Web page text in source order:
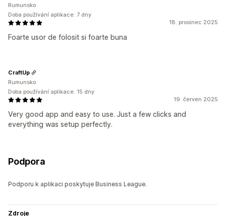
18. prosinec 2025
Foarte usor de folosit si foarte buna
Rumunsko
Doba používání aplikace: 7 dny
19. červen 2025
Very good app and easy to use. Just a few clicks and
everything was setup perfectly.
CraftUp
Rumunsko
Doba používání aplikace: 15 dny
Podpora
Podporu k aplikaci poskytuje Business League.
Zdroje